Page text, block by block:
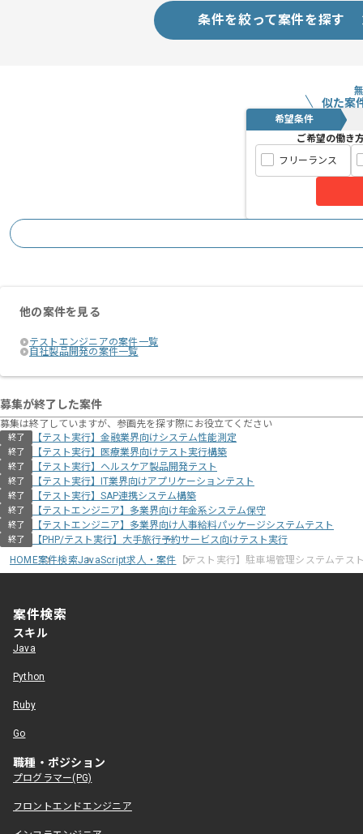
条件を絞って案件を探す
似た案
希望条件
ご希望の働き
フリーランス
他の案件を見る
テストエンジニアの案件一覧
自社製品開発の案件一覧
募集が終了した案件
募集は終了していますが、参画先を探す際にお役立てください
終了 【テスト実行】金融業界向けシステム性能測定
終了 【テスト実行】医療業界向けテスト実行構築
終了 【テスト実行】ヘルスケア製品開発テスト
終了 【テスト実行】IT業界向けアプリケーションテスト
終了 【テスト実行】SAP連携システム構築
終了 【テストエンジニア】多業界向け年金系システム保守
終了 【テストエンジニア】多業界向け人事給料パッケージシステムテスト
終了
【PHP/テスト実行】大手旅行予約サービス向けテスト実行
HOME案件検索JavaScript求人・案件 【テスト実行】駐車場管理システムテス
案件検索
スキル
Java
Python
Ruby
Go
職種・ポジション
プログラマー(PG)
フロントエンドエンジニア